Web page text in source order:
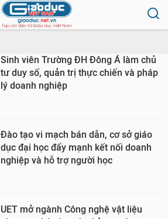
Sinh viên Trường ĐH Đông Á làm chủ
tư duy số, quản trị thực chiến và pháp
lý doanh nghiệp
Đào tạo vi mạch bán dẫn, cơ sở giáo
dục đại học đẩy mạnh kết nối doanh
nghiệp và hỗ trợ người học
UET mở ngành Công nghệ vật liệu